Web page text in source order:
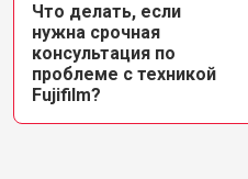
Что делать, если
нужна срочная
консультация по
проблеме с техникой
Fujifilm?